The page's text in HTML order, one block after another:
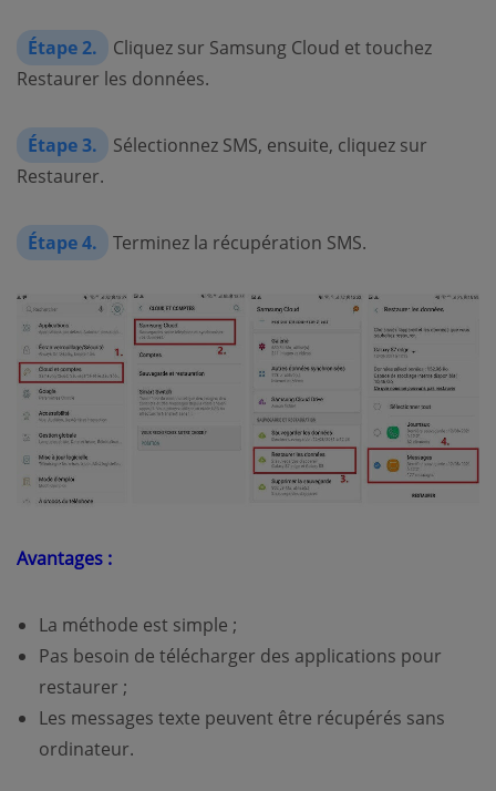
Étape 2.
Cliquez sur Samsung Cloud et touchez
Restaurer les données.
Étape 3.
Sélectionnez SMS, ensuite, cliquez sur
Restaurer.
Étape 4. Terminez la récupération SMS.
Avantages :
La méthode est simple ;
Pas besoin de télécharger des applications pour
restaurer ;
Les messages texte peuvent être récupérés sans
ordinateur.